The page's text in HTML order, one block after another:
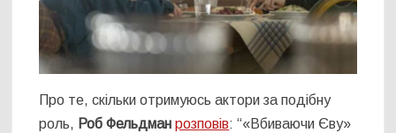
Про те, скільки отримуюсь актори за подібну
роль, Роб Фельдман розповів: “«Вбиваючи Єву»